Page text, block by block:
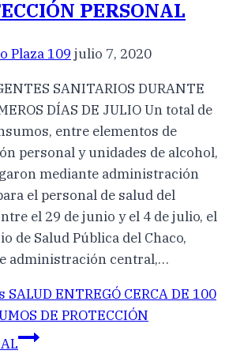
PERSONAL
Plaza 109 julio 7, 2020
SANITARIOS DURANTE
DÍAS DE JULIO Un total de
entre elementos de
personal y unidades de alcohol,
mediante administración
el personal de salud del
el 29 de junio y el 4 de julio, el
de Salud Pública del Chaco,
administración central,…
SALUD ENTREGÓ CERCA DE 100
DE PROTECCIÓN